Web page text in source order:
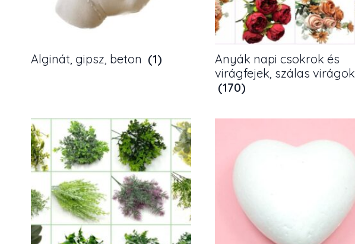
Alginát, gipsz, beton (1)
Anyák napi csokrok és
virágfejek, szálas virágok
(170)